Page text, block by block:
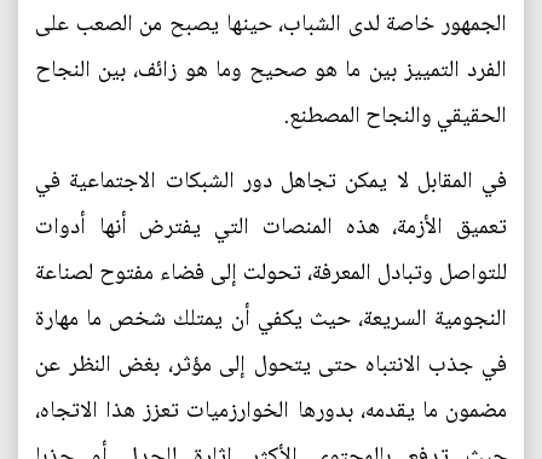
الجمهور خاصة لدى الشباب، حينها يصبح من الصعب على
الفرد التمييز بين ما هو صحيح وما هو زائف، بين النجاح
الحقيقي والنجاح المصطنع.
في المقابل لا يمكن تجاهل دور الشبكات الاجتماعية في
تعميق الأزمة، هذه المنصات التي يفترض أنها أدوات
للتواصل وتبادل المعرفة، تحولت إلى فضاء مفتوح لصناعة
النجومية السريعة، حيث يكفي أن يمتلك شخص ما مهارة
في جذب الانتباه حتى يتحول إلى مؤثر، بغض النظر عن
مضمون ما يقدمه، بدورها الخوارزميات تعزز هذا الاتجاه،